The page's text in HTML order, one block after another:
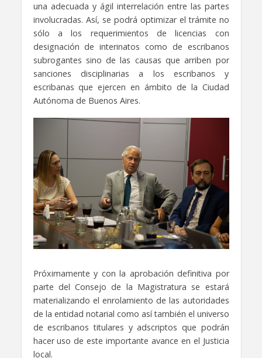
una adecuada y ágil interrelación entre las partes
involucradas. Así, se podrá optimizar el trámite no
sólo a los requerimientos de licencias con
designación de interinatos como de escribanos
subrogantes sino de las causas que arriben por
sanciones disciplinarias a los escribanos y
escribanas que ejercen en ámbito de la Ciudad
Autónoma de Buenos Aires.
Próximamente y con la aprobación definitiva por
parte del Consejo de la Magistratura se estará
materializando el enrolamiento de las autoridades
de la entidad notarial como así también el universo
de escribanos titulares y adscriptos que podrán
hacer uso de este importante avance en el Justicia
local.